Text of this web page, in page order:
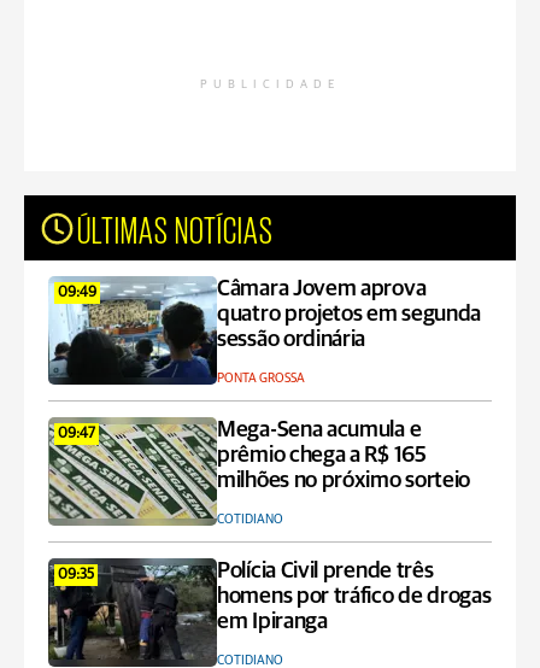
PUBLICIDADE
ÚLTIMAS NOTÍCIAS
09:49
Câmara Jovem aprova
quatro projetos em segunda
sessão ordinária
PONTA GROSSA
09:47
Mega-Sena acumula e
prêmio chega a R$ 165
milhões no próximo sorteio
COTIDIANO
09:35
Polícia Civil prende três
homens por tráfico de drogas
em Ipiranga
COTIDIANO